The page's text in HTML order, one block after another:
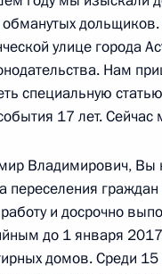
улице города
Нам
специальную
17 лет.
Владимирович, Вы
переселения
и досрочно
до 1 января
домов. Среди